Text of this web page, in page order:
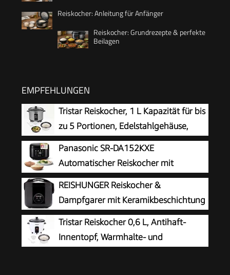
Reiskocher: Anleitung für Anfänger
Reiskocher: Grundrezepte & perfekte
Beilagen
EMPFEHLUNGEN
Tristar Reiskocher, 1 L Kapazität für bis
zu 5 Portionen, Edelstahlgehäuse,
Antihaft-Innentopf, Dampfeinsatz,
Warmhaltefunktion, 400 W, RK-6144
Panasonic SR-DA152KXE
Automatischer Reiskocher mit
Dampfgarer, 1,5 Liter, 8 Tassen, Fuzzy-
Logik, Wasserverhältnisanzeige, BPA-frei,
Warmhalten, Startverzögerung,
spülmaschinengeeignete Teile, schwarz
REISHUNGER Reiskocher &
Dampfgarer mit Keramikbeschichtung
– 1,2L – Schwarz
Tristar Reiskocher 0,6 L, Antihaft-
Innentopf, Warmhalte- und